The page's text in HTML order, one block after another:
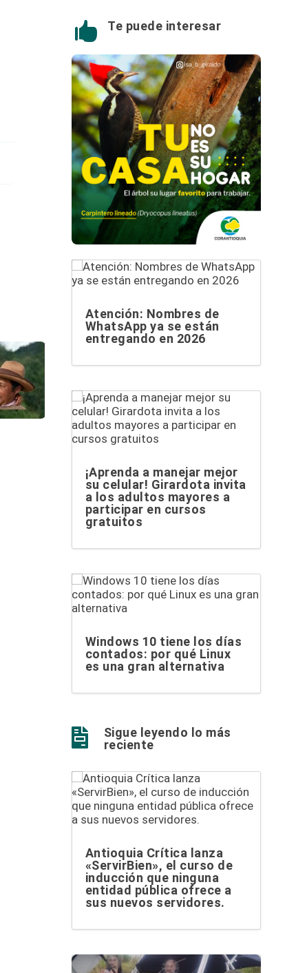
 Te puede interesar
Atención: Nombres de
WhatsApp ya se están
entregando en 2026
¡Aprenda a manejar mejor
su celular! Girardota invita
a los adultos mayores a
participar en cursos
gratuitos
Windows 10 tiene los días
contados: por qué Linux
es una gran alternativa

Sigue leyendo lo más
reciente
Antioquia Crítica lanza
«ServirBien», el curso de
inducción que ninguna
entidad pública ofrece a
sus nuevos servidores.